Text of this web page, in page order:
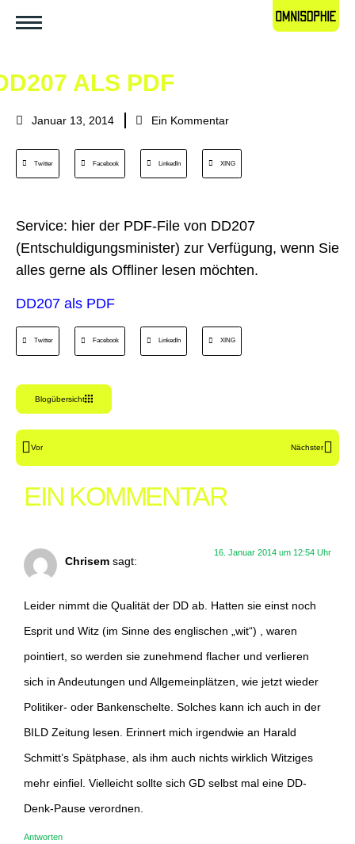
ALS PDF
Januar 13, 2014 Ein Kommentar
Twitter Facebook LinkedIn XING
Service: hier der PDF-File von DD207
(Entschuldigungsminister) zur Verfügung, wenn Sie
alles gerne als Offliner lesen möchten.
DD207 als PDF
Twitter Facebook LinkedIn XING
Blogübersicht
Vor Nächster
EIN KOMMENTAR
Chrisem sagt:
16. Januar 2014 um 12:54 Uhr
Leider nimmt die Qualität der DD ab. Hatten sie einst noch
Esprit und Witz (im Sinne des englischen „wit“) , waren
pointiert, so werden sie zunehmend flacher und verlieren
sich in Andeutungen und Allgemeinplätzen, wie jetzt wieder
Politiker- oder Bankenschelte. Solches kann ich auch in der
BILD Zeitung lesen. Erinnert mich irgendwie an Harald
Schmitt’s Spätphase, als ihm auch nichts wirklich Witziges
mehr einfiel. Vielleicht sollte sich GD selbst mal eine DD-
Denk-Pause verordnen.
Antworten